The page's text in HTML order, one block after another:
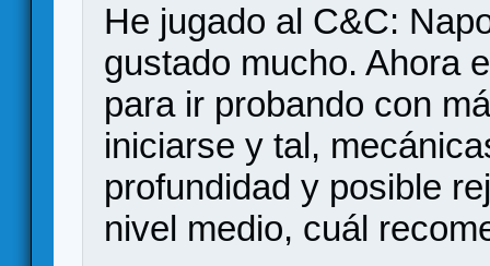
He jugado al C&C:
gustado mucho. Ahora
para ir probando con
iniciarse y tal,
profundidad y posible
nivel medio, cuál